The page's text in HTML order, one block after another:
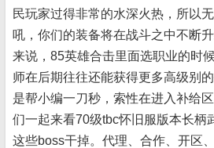
民玩家过得非常的水深火热，所以
吼，你们的装备将在战斗之中不断
来说，85英雄合击里面选职业的时
师在后期往往还能获得更多高级别
是帮小编一刀秒，索性在进入补给
们一起来看70级tbc怀旧服版本长柄
这些boss干掉。代理、合作、开区